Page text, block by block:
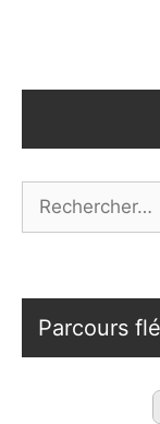
Parcours